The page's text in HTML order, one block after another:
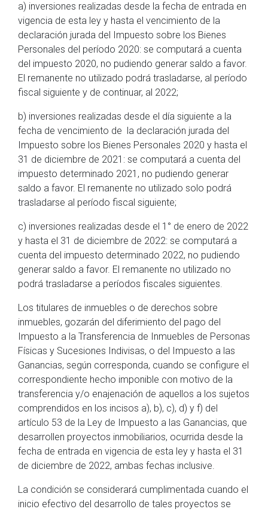
a) inversiones realizadas desde la fecha de entrada en
vigencia de esta ley y hasta el vencimiento de la
declaración jurada del Impuesto sobre los Bienes
Personales del período 2020: se computará a cuenta
del impuesto 2020, no pudiendo generar saldo a favor.
El remanente no utilizado podrá trasladarse, al período
fiscal siguiente y de continuar, al 2022;
b) inversiones realizadas desde el día siguiente a la
fecha de vencimiento de la declaración jurada del
Impuesto sobre los Bienes Personales 2020 y hasta el
31 de diciembre de 2021: se computará a cuenta del
impuesto determinado 2021, no pudiendo generar
saldo a favor. El remanente no utilizado solo podrá
trasladarse al período fiscal siguiente;
c) inversiones realizadas desde el 1° de enero de 2022
y hasta el 31 de diciembre de 2022: se computará a
cuenta del impuesto determinado 2022, no pudiendo
generar saldo a favor. El remanente no utilizado no
podrá trasladarse a períodos fiscales siguientes.
Los titulares de inmuebles o de derechos sobre
inmuebles, gozarán del diferimiento del pago del
Impuesto a la Transferencia de Inmuebles de Personas
Físicas y Sucesiones Indivisas, o del Impuesto a las
Ganancias, según corresponda, cuando se configure el
correspondiente hecho imponible con motivo de la
transferencia y/o enajenación de aquellos a los sujetos
comprendidos en los incisos a), b), c), d) y f) del
artículo 53 de la Ley de Impuesto a las Ganancias, que
desarrollen proyectos inmobiliarios, ocurrida desde la
fecha de entrada en vigencia de esta ley y hasta el 31
de diciembre de 2022, ambas fechas inclusive.
La condición se considerará cumplimentada cuando el
inicio efectivo del desarrollo de tales proyectos se